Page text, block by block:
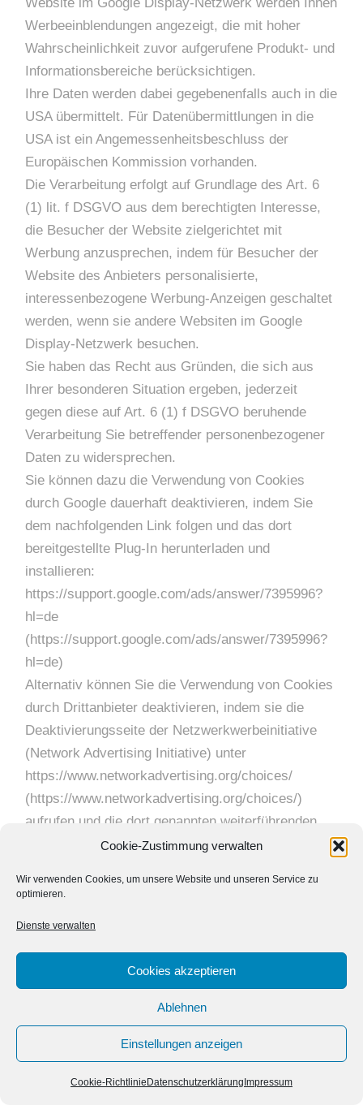
Cookie-Zustimmung verwalten
Wir verwenden Cookies, um unsere Website und unseren Service zu
optimieren.
Dienste verwalten
Cookies akzeptieren
Ablehnen
Einstellungen anzeigen
Cookie-Richtlinie Datenschutzerklärung Impressum
Website im Google Display-Netzwerk werden Ihnen
Werbeeinblendungen angezeigt, die mit hoher
Wahrscheinlichkeit zuvor aufgerufene Produkt- und
Informationsbereiche berücksichtigen.
Ihre Daten werden dabei gegebenenfalls auch in die
USA übermittelt. Für Datenübermittlungen in die
USA ist ein Angemessenheitsbeschluss der
Europäischen Kommission vorhanden.
Die Verarbeitung erfolgt auf Grundlage des Art. 6
(1) lit. f DSGVO aus dem berechtigten Interesse,
die Besucher der Website zielgerichtet mit
Werbung anzusprechen, indem für Besucher der
Website des Anbieters personalisierte,
interessenbezogene Werbung-Anzeigen geschaltet
werden, wenn sie andere Websiten im Google
Display-Netzwerk besuchen.
Sie haben das Recht aus Gründen, die sich aus
Ihrer besonderen Situation ergeben, jederzeit
gegen diese auf Art. 6 (1) f DSGVO beruhende
Verarbeitung Sie betreffender personenbezogener
Daten zu widersprechen.
Sie können dazu die Verwendung von Cookies
durch Google dauerhaft deaktivieren, indem Sie
dem nachfolgenden Link folgen und das dort
bereitgestellte Plug-In herunterladen und
installieren:
https://support.google.com/ads/answer/7395996?
hl=de
(https://support.google.com/ads/answer/7395996?
hl=de)
Alternativ können Sie die Verwendung von Cookies
durch Drittanbieter deaktivieren, indem sie die
Deaktivierungsseite der Netzwerkwerbeinitiative
(Network Advertising Initiative) unter
https://www.networkadvertising.org/choices/
(https://www.networkadvertising.org/choices/)
aufrufen und die dort genannten weiterführenden
Information zum Opt-Out umsetzen.
sowie die dazugehörige Datenschutzerklärung
https://www.google.com/privacy/ads/
Wir verwenden auf unserer Website das Online-
Werbeprogramm „Google AdWords“ und in diesem
Rahmen Conversion-Tracking